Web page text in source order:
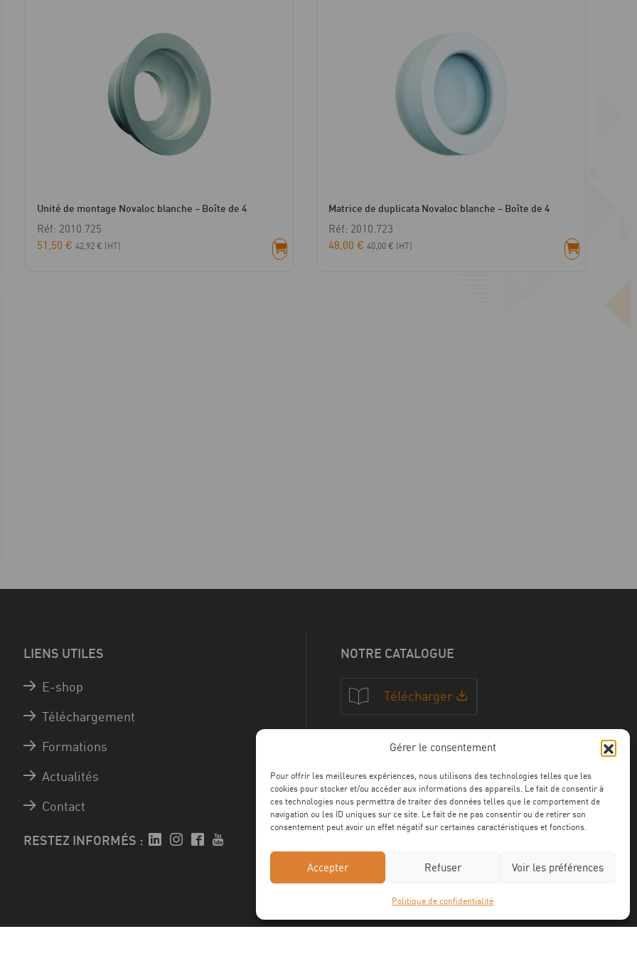
Gérer le consentement
Pour offrir les meilleures expériences, nous utilisons des technologies telles que les
cookies pour stocker et/ou accéder aux informations des appareils. Le fait de consentir à
ces technologies nous permettra de traiter des données telles que le comportement de
navigation ou les ID uniques sur ce site. Le fait de ne pas consentir ou de retirer son
consentement peut avoir un effet négatif sur certaines caractéristiques et fonctions.
Accepter Refuser Voir les préférences
Politique de confidentialité
Unité de montage Novaloc blanche – Boîte de 4
Réf: 2010.725
51,50 € 42,92 € (HT)
Matrice de duplicata Novaloc blanche – Boîte de 4
Réf: 2010.723
48,00€ 40,00€ (HT)
LIENS UTILES
E-shop
Téléchargement
Formations
Actualités
Contact
RESTEZ INFORMÉS :
NOTRE CATALOGUE
Télécharger
NOS CERTFICATIONS